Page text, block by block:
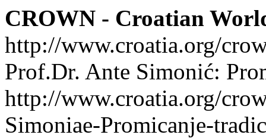
CROWN - Croatian
http://www.croatia.org/
Prof.Dr. Ante Simonić:
http://www.croatia.org/
Simoniae-Promicanje-